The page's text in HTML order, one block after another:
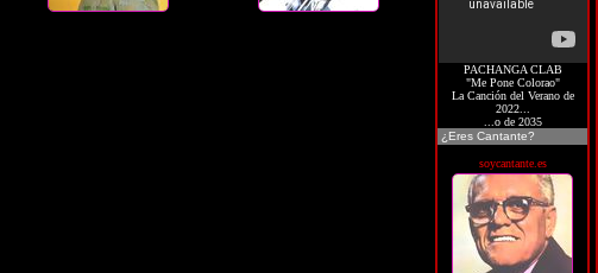
PACHANGA CLAB
"Me Pone Colorao"
La Canción del Verano de
2022...
...o de 2035
¿Eres Cantante?
soycantante.es